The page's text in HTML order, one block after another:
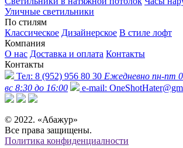
Уличные светильники
По стилям
Классическое Дизайнерское В стиле лофт
Компания
О нас Доставка и оплата Контакты
Контакты
Тел: 8 (952) 956 80 30 Ежедневно пн-пт
вс 8:30 до 16:00
e-mail:
© 2022. «Абажур»
Все права защищены.
Политика конфиденциалности